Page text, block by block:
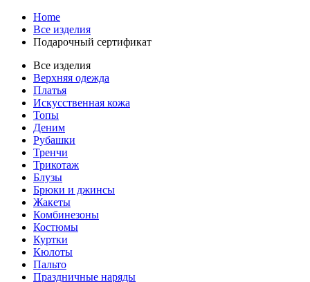
Home
Все изделия
Подарочный сертификат
Все изделия
Верхняя одежда
Платья
Искусственная кожа
Топы
Деним
Рубашки
Тренчи
Трикотаж
Блузы
Брюки и джинсы
Жакеты
Комбинезоны
Костюмы
Куртки
Кюлоты
Пальто
Праздничные наряды